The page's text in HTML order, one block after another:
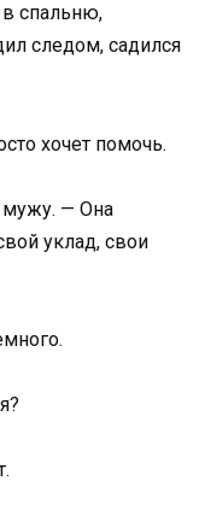
в спальню,
следом, садился
хочет помочь.
мужу. — Она
уклад, свои